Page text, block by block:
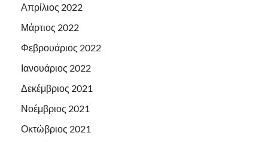
Απρίλιος 2022
Μάρτιος 2022
Φεβρουάριος 2022
Ιανουάριος 2022
Δεκέμβριος 2021
Νοέμβριος 2021
Οκτώβριος 2021